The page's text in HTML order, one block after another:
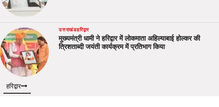
उत्तराखंडहरिद्वार
मुख्यमंत्री धामी ने हरिद्वार में लोकमाता अहिल्याबाई होल्कर की
त्रिशताब्दी जयंती कार्यक्रम में प्रतिभाग किया
हरिद्वार